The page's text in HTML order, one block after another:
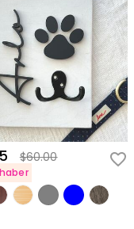
$60.00